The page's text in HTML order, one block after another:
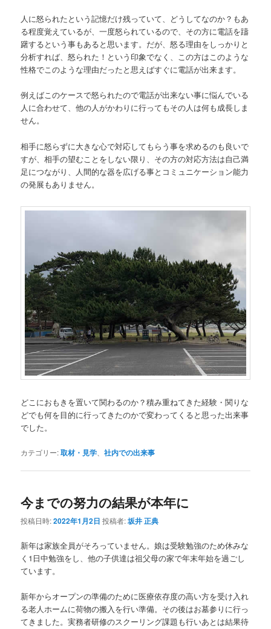
人に怒られたという記憶だけ残っていて、どうしてなのか？もあ
る程度覚えているが、一度怒られているので、その方に電話を躊
躇するという事もあると思います。だが、怒る理由をしっかりと
分析すれば、怒られた！という印象でなく、この方はこのような
性格でこのような理由だったと思えばすぐに電話が出来ます。
例えばこのケースで怒られたので電話が出来ない事に悩んでいる
人に合わせて、他の人がかわりに行ってもその人は何も成長しま
せん。
相手に怒らずに大きな心で対応してもらう事を求めるのも良いで
すが、相手の望むことをしない限り、その方の対応方法は自己満
足につながり、人間的な器を広げる事とコミュニケーション能力
の発展もありません。
どこにおもきを置いて関わるのか？積み重ねてきた経験・関りな
どでも何を目的に行ってきたのかで変わってくると思った出来事
でした。
カテゴリー:取材・見学 、社内での出来事
今までの努力の結果が本年に
投稿日時:2022年1月2日 投稿者:坂井 正典
新年は家族全員がそろっていません。娘は受験勉強のため休みな
く1日中勉強をし、他の子供達は祖父母の家で年末年始を過ごし
ています。
新年からオープンの準備のために医療依存度の高い方を受け入れ
る老人ホームに荷物の搬入を行い準備。その後はお墓参りに行っ
てきました。実務者研修のスクーリング課題も行いあとは結果待